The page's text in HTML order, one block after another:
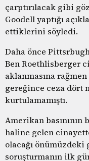
çarptırılacak gibi
Goodell yaptığı
ettiklerini söyledi.
Daha önce Pittsrbugh
Ben Roethlisberger
aklanmasına
gereğince ceza dört
kurtulamamıştı.
Amerikan
haline gelen
olacağı önümüzdeki
soruşturmanın ilk